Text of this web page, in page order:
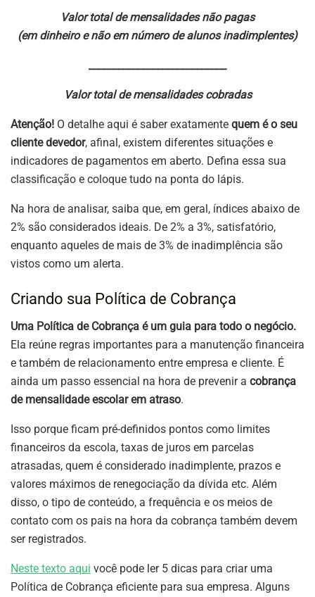
Valor total de mensalidades não pagas
(em dinheiro e não em número de alunos inadimplentes)
____________________________
Valor total de mensalidades cobradas
Atenção! O detalhe aqui é saber exatamente quem é o seu
cliente devedor, afinal, existem diferentes situações e
indicadores de pagamentos em aberto. Defina essa sua
classificação e coloque tudo na ponta do lápis.
Na hora de analisar, saiba que, em geral, índices abaixo de
2% são considerados ideais. De 2% a 3%, satisfatório,
enquanto aqueles de mais de 3% de inadimplência são
vistos como um alerta.
Criando sua Política de Cobrança
Uma Política de Cobrança é um guia para todo o negócio.
Ela reúne regras importantes para a manutenção financeira
e também de relacionamento entre empresa e cliente. É
ainda um passo essencial na hora de prevenir a cobrança
de mensalidade escolar em atraso.
Isso porque ficam pré-definidos pontos como limites
financeiros da escola, taxas de juros em parcelas
atrasadas, quem é considerado inadimplente, prazos e
valores máximos de renegociação da dívida etc. Além
disso, o tipo de conteúdo, a frequência e os meios de
contato com os pais na hora da cobrança também devem
ser registrados.
Neste texto aqui você pode ler 5 dicas para criar uma
Política de Cobrança eficiente para sua empresa. Alguns